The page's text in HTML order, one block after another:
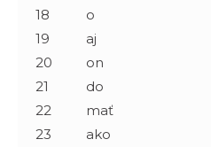
18
o
19
aj
20
on
21
do
22
mať
23
ako